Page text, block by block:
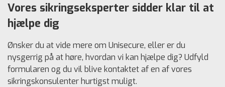
Vores sikringseksperter sidder klar til at
hjælpe dig
Ønsker du at vide mere om Unisecure, eller er du
nysgerrig på at høre, hvordan vi kan hjælpe dig? Udfyld
formularen og du vil blive kontaktet af en af vores
sikringskonsulenter hurtigst muligt.